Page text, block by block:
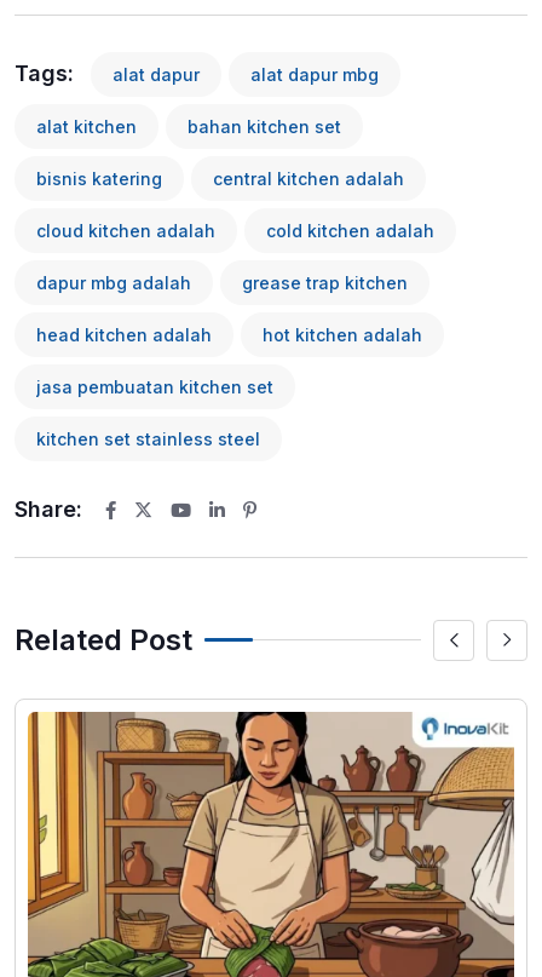
Tags: alat dapur alat dapur mbg
alat kitchen bahan kitchen set
bisnis katering central kitchen adalah
cloud kitchen adalah cold kitchen adalah
dapur mbg adalah grease trap kitchen
head kitchen adalah hot kitchen adalah
jasa pembuatan kitchen set
kitchen set stainless steel
Share:
Youtube
LinkedIn
Related Post